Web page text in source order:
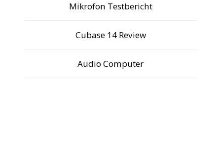
Mikrofon Testbericht
Cubase 14 Review
Audio Computer